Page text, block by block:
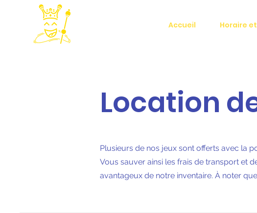
Accueil Horaire
Location
Plusieurs de nos jeux sont offerts avec la
Vous sauver ainsi les frais de transport et
avantageux de notre inventaire. À noter